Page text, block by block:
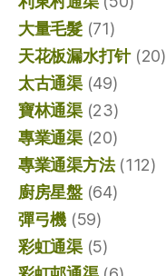
大量毛髮(71)
天花板漏水打针(20)
太古通渠(49)
寶林通渠(23)
專業通渠(20)
專業通渠方法(112)
廚房星盤(64)
彈弓機 (59)
彩虹通渠(5)